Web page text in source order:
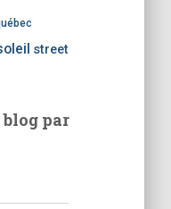
street
par